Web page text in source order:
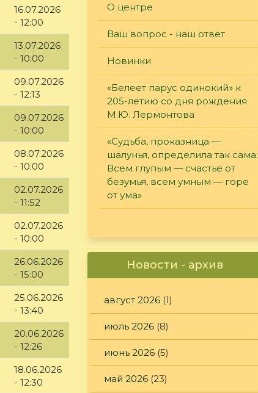
16.07.2026
- 12:00
13.07.2026
- 10:00
09.07.2026
- 12:13
09.07.2026
- 10:00
08.07.2026
- 10:00
02.07.2026
- 11:52
02.07.2026
- 10:00
26.06.2026
- 15:00
25.06.2026
- 13:40
20.06.2026
- 12:26
18.06.2026
- 12:30
О центре
Ваш вопрос - наш ответ
Новинки
«Белеет парус одинокий» к
205-летию со дня рождения
М.Ю. Лермонтова
«Судьба, проказница —
шалунья, определила так сама:
Всем глупым — счастье от
безумья, всем умным — горе
от ума»
Новости - архив
август 2026 (1)
июль 2026 (8)
июнь 2026 (5)
май 2026 (23)